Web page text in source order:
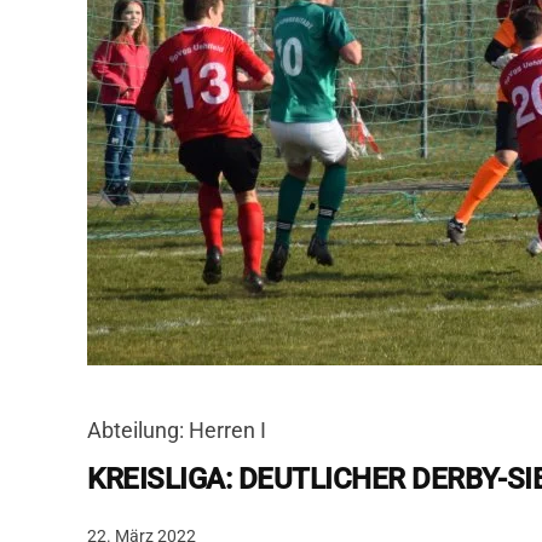
Abteilung: Herren I
KREISLIGA: DEUTLICHER DERBY-
22. März 2022